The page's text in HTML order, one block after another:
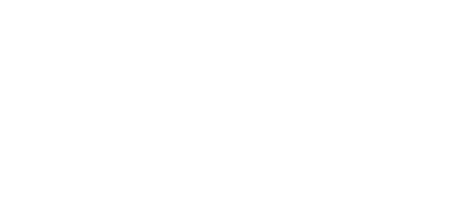
undermeny
undermeny
undermeny
undermeny
undermeny